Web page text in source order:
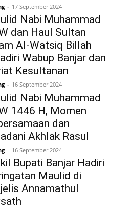
- 17 September 2024
Nabi Muhammad
dan Haul Sultan
Al-Watsiq Billah
Wabup Banjar dan
Kesultanan
- 16 September 2024
Nabi Muhammad
1446 H, Momen
dan
Akhlak Rasul
- 16 September 2024
Bupati Banjar Hadiri
Maulid di
Annamathul